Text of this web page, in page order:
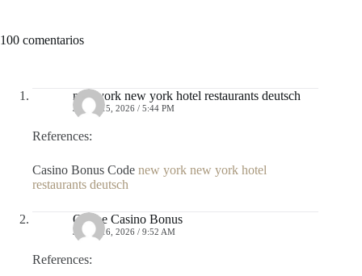
100 comentarios
new york new york hotel restaurants deutsch
JUNIO 15, 2026 / 5:44 PM
References:
Casino Bonus Code new york new york hotel
restaurants deutsch
Online Casino Bonus
JUNIO 16, 2026 / 9:52 AM
References: